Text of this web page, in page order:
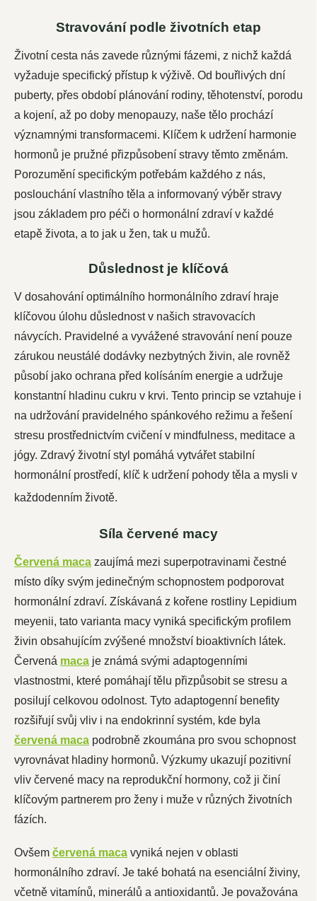
Stravování podle životních etap
Životní cesta nás zavede různými fázemi, z nichž každá
vyžaduje specifický přístup k výživě. Od bouřlivých dní
puberty, přes období plánování rodiny, těhotenství, porodu
a kojení, až po doby menopauzy, naše tělo prochází
významnými transformacemi. Klíčem k udržení harmonie
hormonů je pružné přizpůsobení stravy těmto změnám.
Porozumění specifickým potřebám každého z nás,
poslouchání vlastního těla a informovaný výběr stravy
jsou základem pro péči o hormonální zdraví v každé
etapě života, a to jak u žen, tak u mužů.
Důslednost je klíčová
V dosahování optimálního hormonálního zdraví hraje
klíčovou úlohu důslednost v našich stravovacích
návycích. Pravidelné a vyvážené stravování není pouze
zárukou neustálé dodávky nezbytných živin, ale rovněž
působí jako ochrana před kolísáním energie a udržuje
konstantní hladinu cukru v krvi. Tento princip se vztahuje i
na udržování pravidelného spánkového režimu a řešení
stresu prostřednictvím cvičení v mindfulness, meditace a
jógy. Zdravý životní styl pomáhá vytvářet stabilní
hormonální prostředí, klíč k udržení pohody těla a mysli v
každodenním životě.
Síla červené macy
Červená maca zaujímá mezi superpotravinami čestné
místo díky svým jedinečným schopnostem podporovat
hormonální zdraví. Získávaná z kořene rostliny Lepidium
meyenii, tato varianta macy vyniká specifickým profilem
živin obsahujícím zvýšené množství bioaktivních látek.
Červená maca je známá svými adaptogenními
vlastnostmi, které pomáhají tělu přizpůsobit se stresu a
posilují celkovou odolnost. Tyto adaptogenní benefity
rozšiřují svůj vliv i na endokrinní systém, kde byla
červená maca podrobně zkoumána pro svou schopnost
vyrovnávat hladiny hormonů. Výzkumy ukazují pozitivní
vliv červené macy na reprodukční hormony, což ji činí
klíčovým partnerem pro ženy i muže v různých životních
fázích.
Ovšem červená maca vyniká nejen v oblasti
hormonálního zdraví. Je také bohatá na esenciální živiny,
včetně vitamínů, minerálů a antioxidantů. Je považována